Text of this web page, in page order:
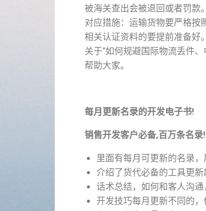
被海关查出会被退回或者罚款。
对应措施：运输货物要严格按
相关认证资料的要提前准备好
关于“如何规避国际物流丢件
帮助大家。
每月更新名录的开发电子书!
销售开发客户必备,百万条名录!
里面有每月可更新的名录
介绍了货代必备的工具更新
话术总结，如何和客人沟
开发技巧每月更新不同的，